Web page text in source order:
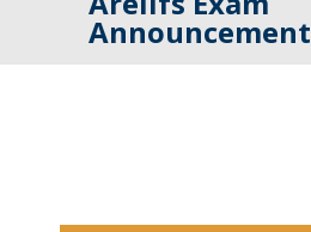
Announcement